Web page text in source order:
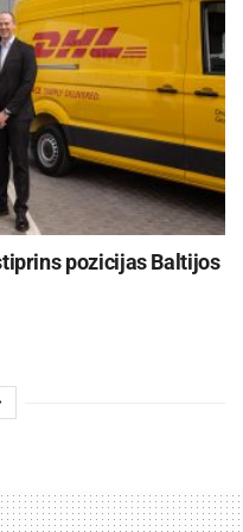
pozicijas Baltijos